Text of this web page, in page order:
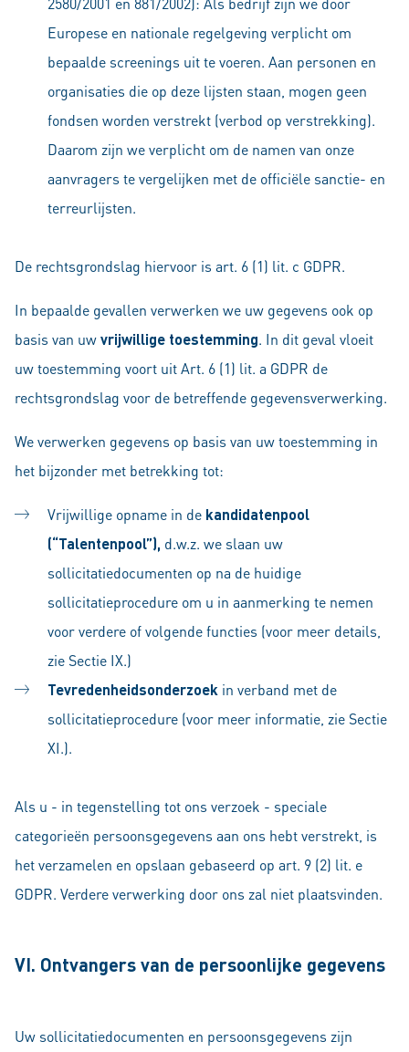
Europese en nationale regelgeving verplicht om
bepaalde screenings uit te voeren. Aan personen en
organisaties die op deze lijsten staan, mogen geen
fondsen worden verstrekt (verbod op verstrekking).
Daarom zijn we verplicht om de namen van onze
aanvragers te vergelijken met de officiële sanctie- en
terreurlijsten.
De rechtsgrondslag hiervoor is art. 6 (1) lit. c GDPR.
In bepaalde gevallen verwerken we uw gegevens ook op
basis van uwvrijwillige toestemming. In dit geval vloeit
uw toestemming voort uit Art. 6 (1) lit. a GDPR de
rechtsgrondslag voor de betreffende gegevensverwerking.
We verwerken gegevens op basis van uw toestemming in
het bijzonder met betrekking tot:
Vrijwillige opname in de kandidatenpool
(“Talentenpool”), d.w.z. we slaan uw
sollicitatiedocumenten op na de huidige
sollicitatieprocedure om u in aanmerking te nemen
voor verdere of volgende functies (voor meer details,
zie Sectie IX.)
Tevredenheidsonderzoek in verband met de
sollicitatieprocedure (voor meer informatie, zie Sectie
XI.).
Als u - in tegenstelling tot ons verzoek - speciale
categorieën persoonsgegevens aan ons hebt verstrekt, is
het verzamelen en opslaan gebaseerd op art. 9 (2) lit. e
GDPR. Verdere verwerking door ons zal niet plaatsvinden.
VI. Ontvangers van de persoonlijke gegevens
Uw sollicitatiedocumenten en persoonsgegevens zijn